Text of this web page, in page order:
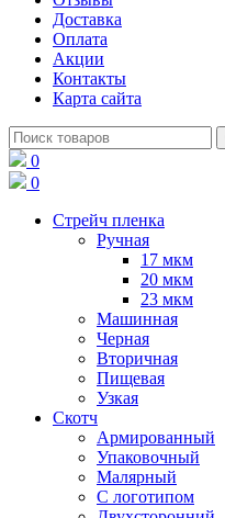
Доставка
Оплата
Акции
Контакты
Карта сайта
0
0
Стрейч пленка
Ручная
17 мкм
20 мкм
23 мкм
Машинная
Черная
Вторичная
Пищевая
Узкая
Скотч
Армированный
Упаковочный
Малярный
С логотипом